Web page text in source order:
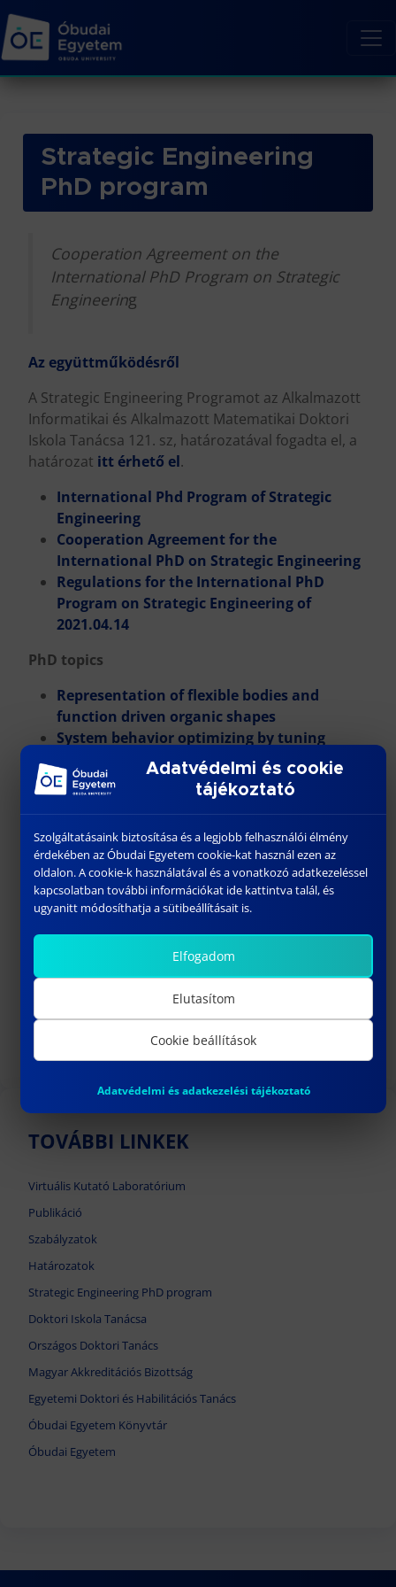
Strategic Engineering
PhD program
Cooperation Agreement on the
International PhD Program on Strategic
Engineering
Az együttműködésről
A Strategic Engineering Programot az Alkalmazott
Informatikai és Alkalmazott Matematikai Doktori
Iskola Tanácsa 121. sz, határozatával fogadta el, a
határozat itt érhető el.
International Phd Program of Strategic
Engineering
Cooperation Agreement for the
International PhD on Strategic Engineering
Regulations for the International PhD
Program on Strategic Engineering of
2021.04.14
PhD topics
Representation of flexible bodies and
function driven organic shapes
System behavior optimizing by tuning
system parameters in engineering model
Integrated simulation processes to drive
geometry and simulation parameters in
Two-way driving connection between model
and cyber units of CPS robot system
PhD subjects
Flexible and function driven shape
Modeling engineering structure as
multidisciplinary system
Cyber Physical System (CPS) as it is Realized
in Engineering for Robot Systems
TOVÁBBI LINKEK
Virtuális Kutató Laboratórium
Publikáció
Szabályzatok
Határozatok
Strategic Engineering PhD program
Doktori Iskola Tanácsa
Országos Doktori Tanács
Magyar Akkreditációs Bizottság
Egyetemi Doktori és Habilitációs Tanács
Óbudai Egyetem Könyvtár
Óbudai Egyetem
Adatvédelmi és cookie
tájékoztató
Szolgáltatásaink biztosítása és a legjobb felhasználói élmény
érdekében az Óbudai Egyetem cookie-kat használ ezen az
oldalon. A cookie-k használatával és a vonatkozó adatkezeléssel
kapcsolatban további információkat ide kattintva talál, és
ugyanitt módosíthatja a sütibeállításait is.
Elfogadom
Elutasítom
Cookie beállítások
Adatvédelmi és adatkezelési tájékoztató